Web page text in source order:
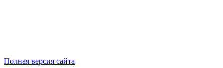
Полная версия сайта